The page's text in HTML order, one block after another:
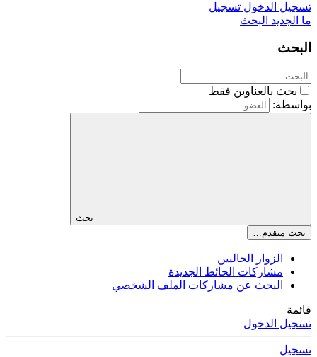
تسجيل الدخول تسجيل
ما الجديد البحث
البحث
بحث بالعناوين فقط
بواسطة:
بحث
بحث متقدم…
الزوار الحاليين
مشاركات الحائط الجديدة
البحث عن مشاركات الملف الشخصي
قائمة
تسجيل الدخول
تسجيل